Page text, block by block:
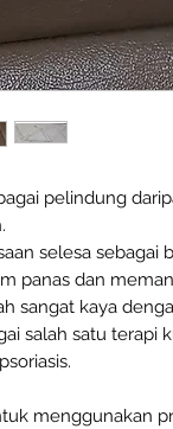
pelindung
selesa
panas dan
sangat kaya
salah satu terapi
menggunakan